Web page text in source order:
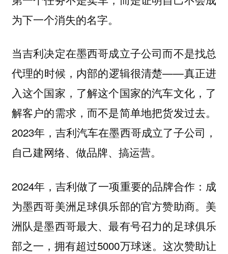
为下一个消失的名字。
当吉利决定在墨西哥成立子公司而不是找总
代理的时候，内部的逻辑很清楚——真正进
入这个国家，了解这个国家的汽车文化，了
解客户的需求，而不是简单地把货发过去。
2023年，吉利汽车在墨西哥成立了子公司，
自己建网络、做品牌、搞运营。
2024年，吉利做了一项重要的品牌合作：成
为墨西哥美洲足球俱乐部的官方赞助商。美
洲队是墨西哥最大、最有号召力的足球俱乐
部之一，拥有超过5000万球迷。这次赞助让